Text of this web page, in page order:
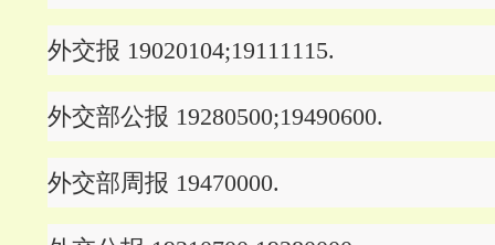
外交报 19020104;19111115.
外交部公报 19280500;19490600.
外交部周报 19470000.